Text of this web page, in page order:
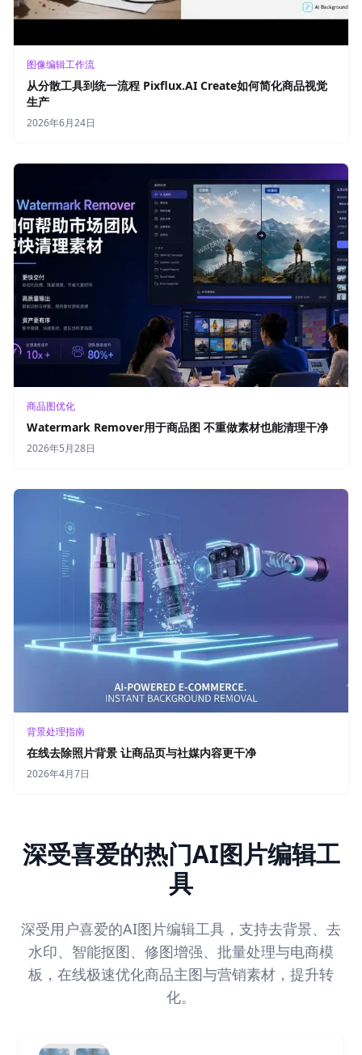
图像编辑工作流
从分散工具到统一流程 Pixflux.AI Create如何简化商品视觉
生产
2026年6月24日
商品图优化
Watermark Remover用于商品图 不重做素材也能清理干净
2026年5月28日
背景处理指南
在线去除照片背景 让商品页与社媒内容更干净
2026年4月7日
深受喜爱的热门AI图片编辑工
具
深受用户喜爱的AI图片编辑工具，支持去背景、去
水印、智能抠图、修图增强、批量处理与电商模
板，在线极速优化商品主图与营销素材，提升转
化。